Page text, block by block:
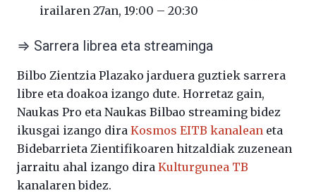
irailaren 27an, 19:00 – 20:30
⇒ Sarrera librea eta streaminga
Bilbo Zientzia Plazako jarduera guztiek sarrera
libre eta doakoa izango dute. Horretaz gain,
Naukas Pro eta Naukas Bilbao streaming bidez
ikusgai izango dira Kosmos EITB kanalean eta
Bidebarrieta Zientifikoaren hitzaldiak zuzenean
jarraitu ahal izango dira Kulturgunea TB
kanalaren bidez.